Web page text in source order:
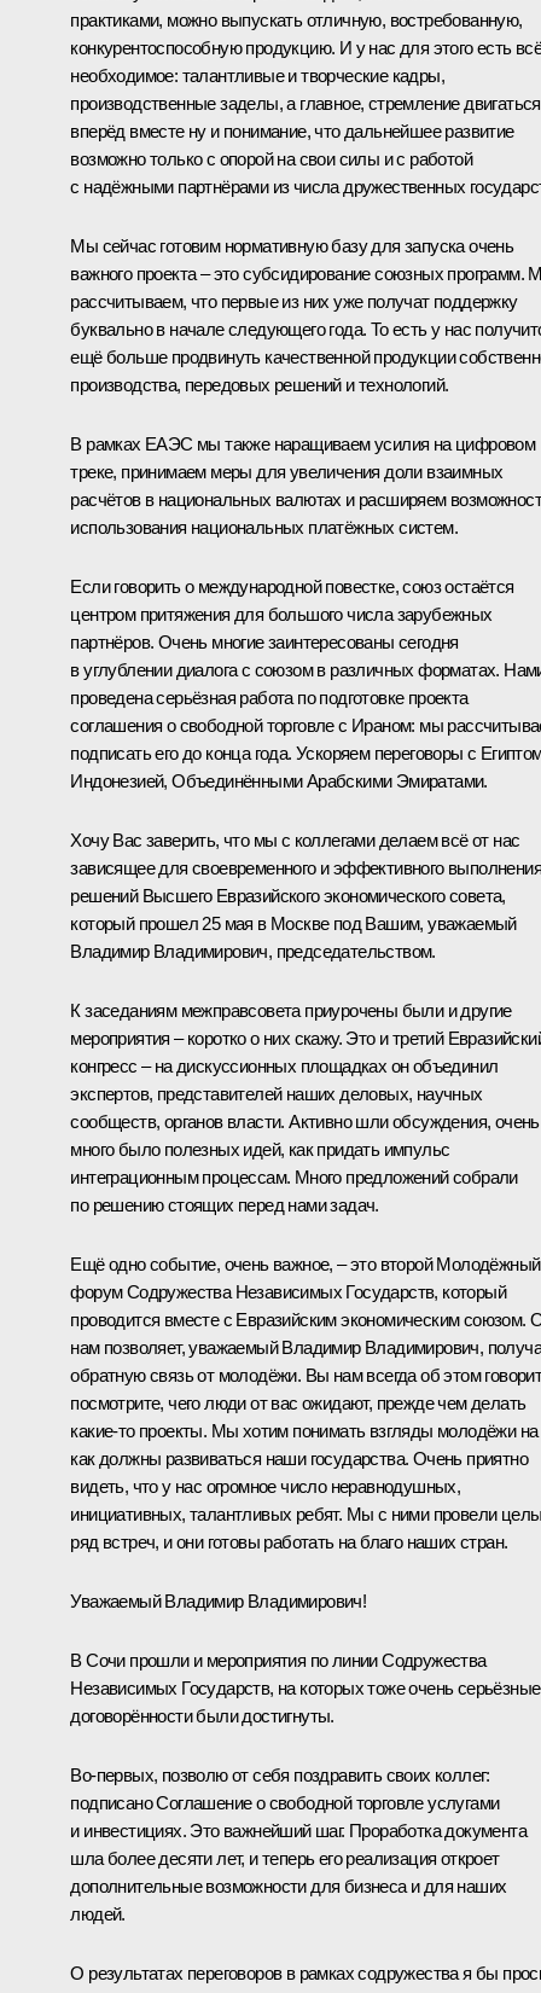
практиками, можно выпускать отличную, востребованную,
конкурентоспособную продукцию. И у нас для этого есть
необходимое: талантливые и творческие кадры,
производственные заделы, а главное, стремление двигаться
вперёд вместе ну и понимание, что дальнейшее развитие
возможно только с опорой на свои силы и с работой
с надёжными партнёрами из числа дружественных
Мы сейчас готовим нормативную базу для запуска очень
важного проекта – это субсидирование союзных программ.
рассчитываем, что первые из них уже получат поддержку
буквально в начале следующего года. То есть у нас
ещё больше продвинуть качественной продукции
производства, передовых решений и технологий.
В рамках ЕАЭС мы также наращиваем усилия на цифровом
треке, принимаем меры для увеличения доли взаимных
расчётов в национальных валютах и расширяем
использования национальных платёжных систем.
Если говорить о международной повестке, союз остаётся
центром притяжения для большого числа зарубежных
партнёров. Очень многие заинтересованы сегодня
в углублении диалога с союзом в различных форматах.
проведена серьёзная работа по подготовке проекта
соглашения о свободной торговле с Ираном: мы
подписать его до конца года. Ускоряем переговоры с
Индонезией, Объединёнными Арабскими Эмиратами.
Хочу Вас заверить, что мы с коллегами делаем всё от нас
зависящее для своевременного и эффективного выполнения
решений Высшего Евразийского экономического совета,
который прошел 25 мая в Москве под Вашим, уважаемый
Владимир Владимирович, председательством.
К заседаниям межправсовета приурочены были и другие
мероприятия – коротко о них скажу. Это и третий
конгресс – на дискуссионных площадках он объединил
экспертов, представителей наших деловых, научных
сообществ, органов власти. Активно шли обсуждения, очень
много было полезных идей, как придать импульс
интеграционным процессам. Много предложений собрали
по решению стоящих перед нами задач.
Ещё одно событие, очень важное, – это второй Молодёжный
форум Содружества Независимых Государств, который
проводится вместе с Евразийским экономическим союзом.
нам позволяет, уважаемый Владимир Владимирович,
обратную связь от молодёжи. Вы нам всегда об этом
посмотрите, чего люди от вас ожидают, прежде чем делать
какие-то проекты. Мы хотим понимать взгляды молодёжи на
как должны развиваться наши государства. Очень приятно
видеть, что у нас огромное число неравнодушных,
инициативных, талантливых ребят. Мы с ними провели
ряд встреч, и они готовы работать на благо наших стран.
Уважаемый Владимир Владимирович!
В Сочи прошли и мероприятия по линии Содружества
Независимых Государств, на которых тоже очень серьёзные
договорённости были достигнуты.
Во-первых, позволю от себя поздравить своих коллег:
подписано Соглашение о свободной торговле услугами
и инвестициях. Это важнейший шаг. Проработка документа
шла более десяти лет, и теперь его реализация откроет
дополнительные возможности для бизнеса и для наших
людей.
О результатах переговоров в рамках содружества я бы